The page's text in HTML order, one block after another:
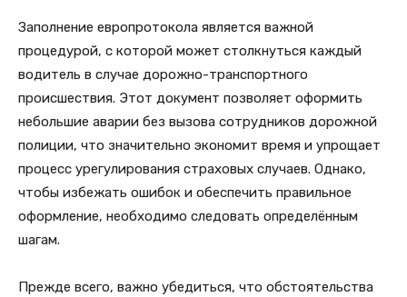
Заполнение европротокола является важной
процедурой, с которой может столкнуться каждый
водитель в случае дорожно-транспортного
происшествия. Этот документ позволяет оформить
небольшие аварии без вызова сотрудников дорожной
полиции, что значительно экономит время и упрощает
процесс урегулирования страховых случаев. Однако,
чтобы избежать ошибок и обеспечить правильное
оформление, необходимо следовать определённым
шагам.
Прежде всего, важно убедиться, что обстоятельства